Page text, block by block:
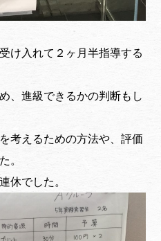
け入れて２ヶ月半指導する
、進級できるかの判断もし
考えるための方法や、評価
。
休でした。